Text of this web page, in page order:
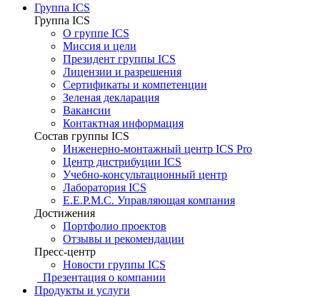
Группа ICS
Группа ICS
О группе ICS
Миссия и цели
Президент группы ICS
Лицензии и разрешения
Сертификаты и компетенции
Зеленая декларация
Вакансии
Контактная информация
Состав группы ICS
Инженерно-монтажный центр ICS Pro
Центр дистрибуции ICS
Учебно-консультационный центр
Лаборатория ICS
E.E.P.M.C. Управляющая компания
Достижения
Портфолио проектов
Отзывы и рекомендации
Пресс-центр
Новости группы ICS
Презентация о компании
Продукты и услуги